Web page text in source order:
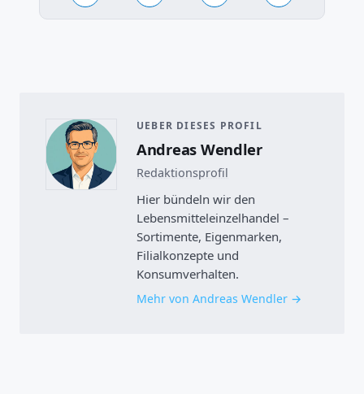
UEBER DIESES PROFIL
Andreas Wendler
Redaktionsprofil
Hier bündeln wir den
Lebensmitteleinzelhandel –
Sortimente, Eigenmarken,
Filialkonzepte und
Konsumverhalten.
Mehr von Andreas Wendler